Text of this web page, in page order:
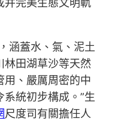
并完美生態文明軌
涵蓋水、氣、泥土
林田湖草沙等天然
用、嚴厲周密的中
統初步構成。”生
尺度司有關擔任人